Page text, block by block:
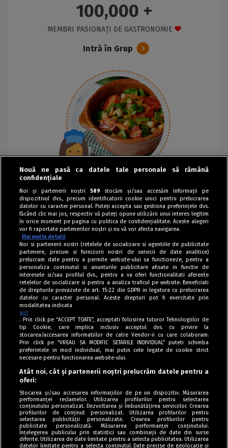
100,000 +
MEMBRI PASIONAȚI DE GASTRONOMIE
Intră în Grup
Tag index
Program Antena 1
Politica de cookies
Politica de confidențialitate
Termeni și condiții
Nouă ne pasă ca datele tale personale să rămână
confidențiale
Noi și partenerii noștri 589 stocăm și/sau accesăm informații pe
dispozitivul dvs., precum identificatorii cookie unici pentru prelucrarea
datelor cu caracter personal. Puteți accepta sau gestiona preferințele dvs.
făcând clic mai jos, respectiv vă puteți opune utilizării unui interes legitim
în orice moment pe pagina cu politica de confidențialitate. Aceste alegeri
vor fi raportate partenerilor noștri și nu vă vor afecta navigarea.
Mai multe detalii
Noi si partenerii nostri (retelele de socializare si agentiile de publicitate
partenere, precum si furnizorii nostri de servicii de date analitice)
prelucram date pentru a permite website-ului sa functioneze, pentru a
personaliza continutul si anunturile publicitare afisate in functie de
interesele si/sau profilul dvs., pentru a va oferi functionalitati aferente
retelelor de socializare si pentru a analiza traficul pe website. Beneficiati
de drepturile prevazute de art. 15-22 din GDPR in legatura cu prelucrarea
datelor cu caracter personal. Aceste drepturi pot fi exercitate prin
modalitatea indicata
aici
. Prin click pe “ACCEPT TOATE”, acceptati folosirea tuturor Tehnologiilor de
tip Cookie, care implica inclusiv acceptul dvs. cu privire la
stocarea/accesarea informatiilor de catre Vendor-ii cu care colaboram.
Prin click pe “VREAU SA MODIFIC SETARILE INDIVIDUAL” puteti schimba
preferintele in mod individual, mai putin cele legate de cookie strict
necesare pentru functionarea website-ului.
Atât noi, cât și partenerii noștri prelucrăm datele pentru a
oferi:
Stocarea și/sau accesarea informațiilor de pe un dispozitiv. Măsurarea
performanței reclamelor. Utilizarea profilurilor pentru selectarea
conținutului personalizat. Dezvoltarea și îmbunătățirea serviciilor. Crearea
profilurilor de conținut personalizat. Utilizarea profilurilor pentru
selectarea publicității personalizate. Crearea profilurilor pentru
publicitate personalizată. Măsurarea performanței conținutului.
Înțelegerea publicului prin statistici sau combinații de date din surse
diferite. Utilizarea de date limitate pentru a selecta publicitatea. Utilizarea
datelor limitate pentru a selecta conținutul. Date precise de geolocație și